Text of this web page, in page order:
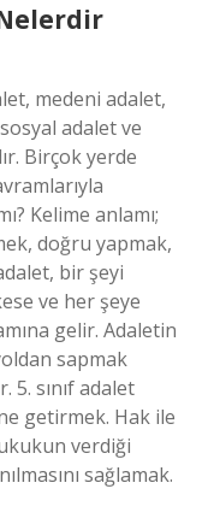
medeni adalet,
adalet ve
Birçok yerde
Kelime anlamı;
doğru yapmak,
bir şeyi
ve her şeye
gelir. Adaletin
sapmak
5. sınıf adalet
getirmek. Hak ile
verdiği
sağlamak.